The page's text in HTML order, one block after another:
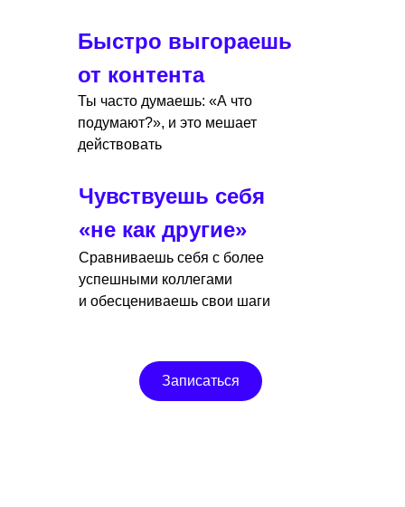
Записаться
Чувствуешь себя
«не как другие»
Сравниваешь себя с более
успешными коллегами
и обесцениваешь свои шаги
Быстро выгораешь
от контента
Ты часто думаешь: «А что
подумают?», и это мешает
действовать